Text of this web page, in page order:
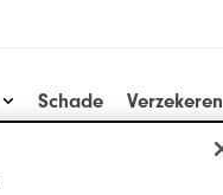
Schade Verzekeren